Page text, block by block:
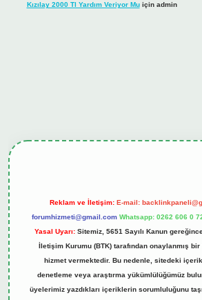
Kızılay 2000 Tl Yardım Veriyor Muiçin admin
Reklam ve İletişim: E-mail:
forumhizmeti@gmail.com Whatsapp: 0262 606 0
Yasal Uyarı: Sitemiz, 5651 Sayılı Kanun
İletişim Kurumu (BTK) tarafından onaylanmış bir
hizmet vermektedir. Bu nedenle, sitedeki
denetleme veya araştırma yükümlülüğümüz
üyelerimiz yazdıkları içeriklerin sorumluluğunu